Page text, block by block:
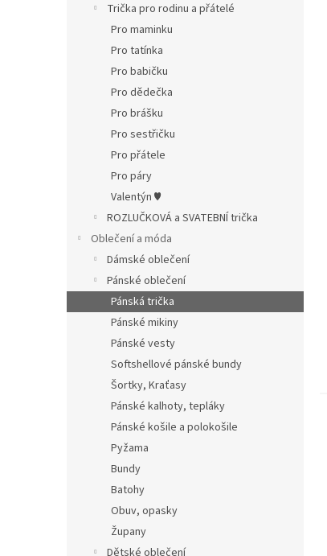
Trička pro rodinu a přátelé
Pro maminku
Pro tatínka
Pro babičku
Pro dědečka
Pro brášku
Pro sestřičku
Pro přátele
Pro páry
Valentýn ♥
ROZLUČKOVÁ a SVATEBNÍ trička
Oblečení a móda
Dámské oblečení
Pánské oblečení
Pánská trička
Pánské mikiny
Pánské vesty
Softshellové pánské bundy
Šortky, Kraťasy
Pánské kalhoty, tepláky
Pánské košile a polokošile
Pyžama
Bundy
Batohy
Obuv, opasky
Župany
Dětské oblečení